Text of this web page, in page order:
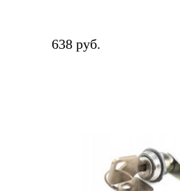
638 руб.